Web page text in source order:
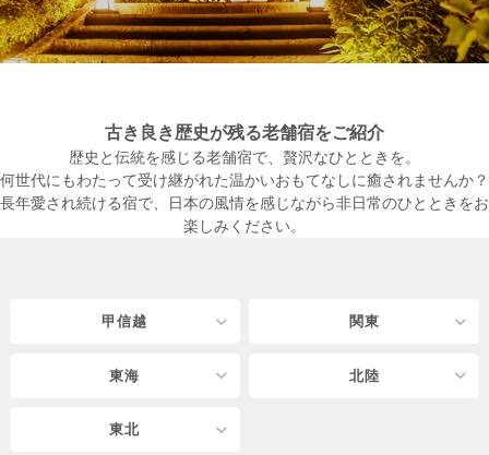
古き良き歴史が残る老舗宿をご紹介
歴史と伝統を感じる老舗宿で、贅沢なひとときを。
何世代にもわたって受け継がれた温かいおもてなしに癒されませんか？
長年愛され続ける宿で、日本の風情を感じながら非日常のひとときをお
楽しみください。
甲信越 関東
東海 北陸
東北